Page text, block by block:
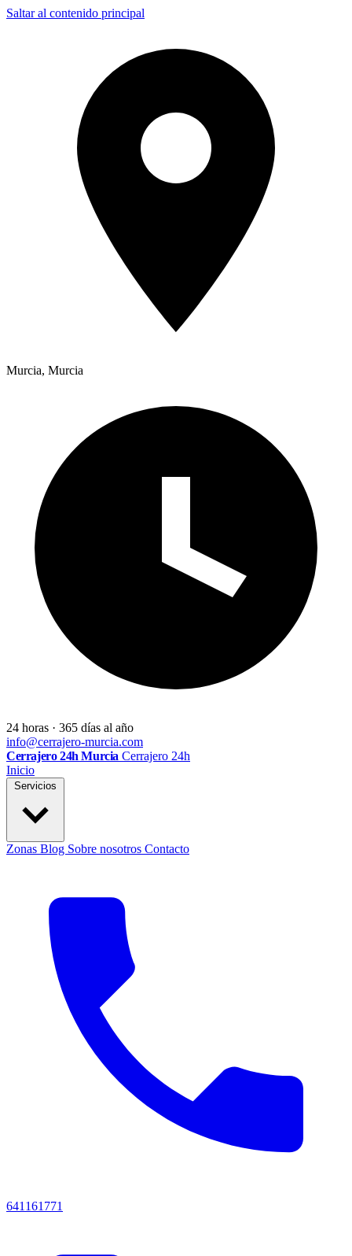
Saltar al contenido principal
Murcia, Murcia
24 horas · 365 días al año
info@cerrajero-murcia.com
Cerrajero 24h Murcia Cerrajero 24h
Inicio
Zonas Blog Sobre nosotros Contacto
641161771‬‬